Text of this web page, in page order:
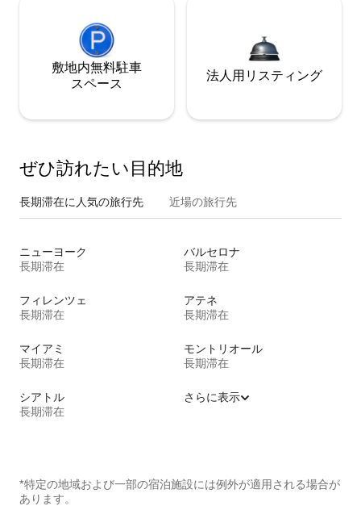
敷地内無料駐⁠車
ス⁠ペ⁠ー⁠ス
法人用リスティング
ぜひ訪⁠れ⁠た⁠い目⁠的⁠地
長期滞在に人気の旅行先 近場の旅行先
ニューヨーク
長期滞在
バルセロナ
長期滞在
フィレンツェ
長期滞在
アテネ
長期滞在
マイアミ
長期滞在
モントリオール
長期滞在
シアトル
長期滞在
さらに表示
*特定の地域および一部の宿泊施設には例外が適用される場合が
あります。